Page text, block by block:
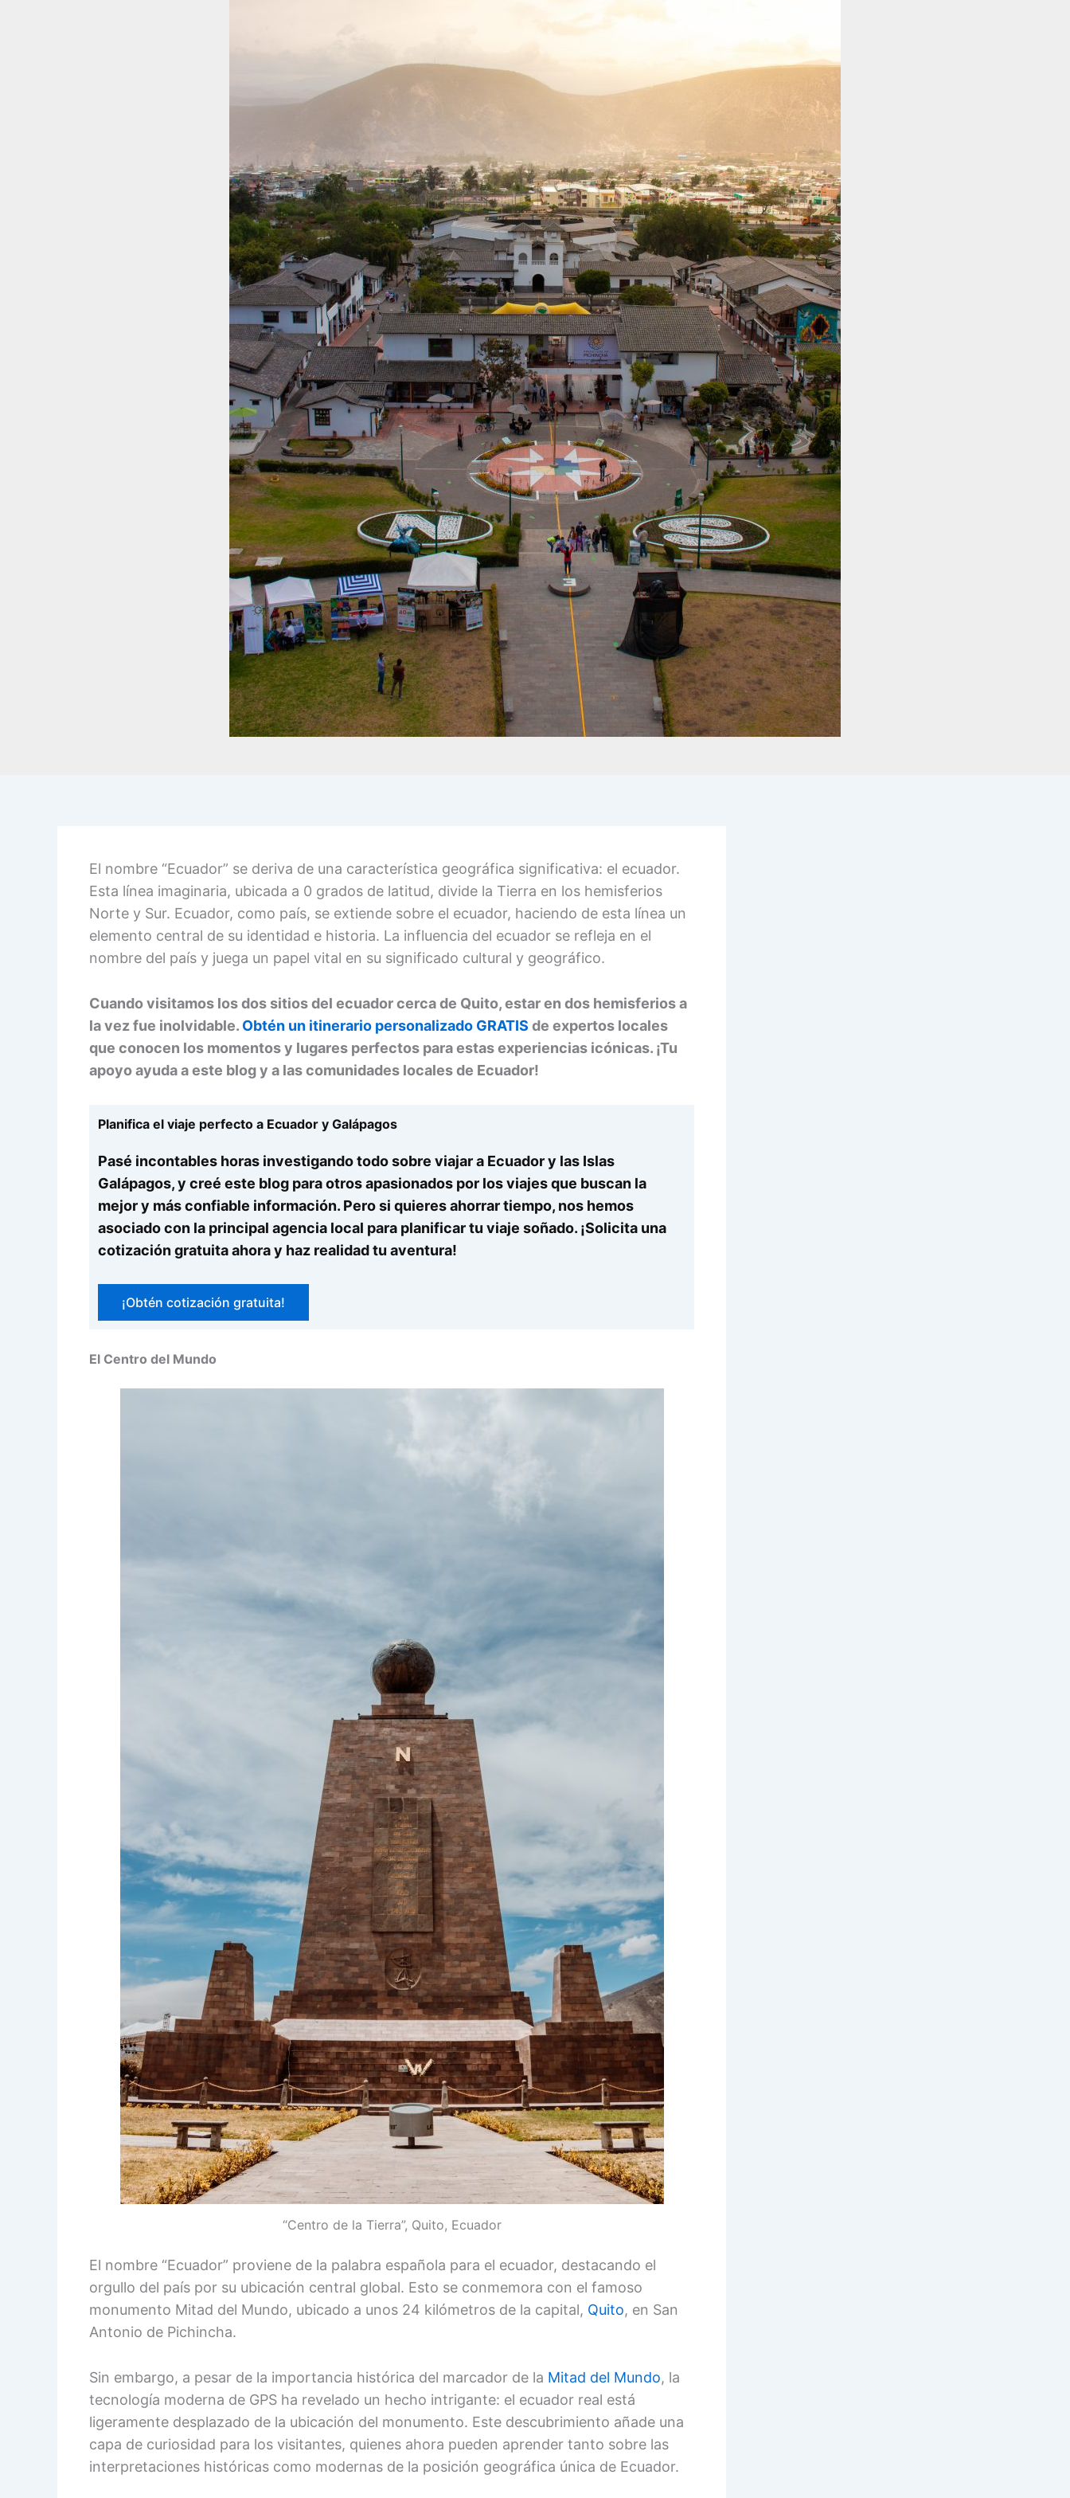
El nombre “Ecuador” se deriva de una característica geográfica significativa: el ecuador.
Esta línea imaginaria, ubicada a 0 grados de latitud, divide la Tierra en los hemisferios
Norte y Sur. Ecuador, como país, se extiende sobre el ecuador, haciendo de esta línea un
elemento central de su identidad e historia. La influencia del ecuador se refleja en el
nombre del país y juega un papel vital en su significado cultural y geográfico.
Cuando visitamos los dos sitios del ecuador cerca de Quito, estar en dos hemisferios a
la vez fue inolvidable. Obtén un itinerario personalizado GRATIS de expertos locales
que conocen los momentos y lugares perfectos para estas experiencias icónicas. ¡Tu
apoyo ayuda a este blog y a las comunidades locales de Ecuador!
Planifica el viaje perfecto a Ecuador y Galápagos
Pasé incontables horas investigando todo sobre viajar a Ecuador y las Islas
Galápagos, y creé este blog para otros apasionados por los viajes que buscan la
mejor y más confiable información. Pero si quieres ahorrar tiempo, nos hemos
asociado con la principal agencia local para planificar tu viaje soñado. ¡Solicita una
cotización gratuita ahora y haz realidad tu aventura!
¡Obtén cotización gratuita!
El Centro del Mundo
“Centro de la Tierra”, Quito, Ecuador
El nombre “Ecuador” proviene de la palabra española para el ecuador, destacando el
orgullo del país por su ubicación central global. Esto se conmemora con el famoso
monumento Mitad del Mundo, ubicado a unos 24 kilómetros de la capital, Quito, en San
Antonio de Pichincha.
Sin embargo, a pesar de la importancia histórica del marcador de la Mitad del Mundo, la
tecnología moderna de GPS ha revelado un hecho intrigante: el ecuador real está
ligeramente desplazado de la ubicación del monumento. Este descubrimiento añade una
capa de curiosidad para los visitantes, quienes ahora pueden aprender tanto sobre las
interpretaciones históricas como modernas de la posición geográfica única de Ecuador.